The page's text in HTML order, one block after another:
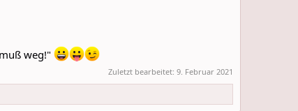
weg!"
Zuletzt bearbeitet: 9. Februar 2021